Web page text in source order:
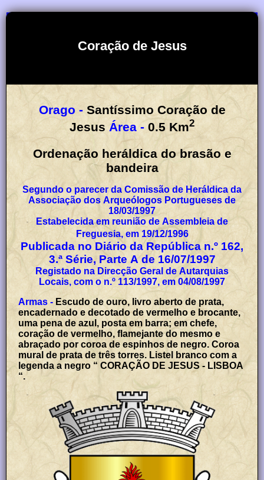
Coração de Jesus
Orago - Santíssimo Coração de
Jesus
Área - 0.5 Km2
Ordenação heráldica do brasão e
bandeira
Segundo o parecer da Comissão de Heráldica da
Associação dos Arqueólogos Portugueses de
18/03/1997
Estabelecida em reunião de Assembleia de
Freguesia, em 19/12/1996
Publicada no Diário da República n.º 162,
3.ª Série, Parte A de 16/07/1997
Registado na Direcção Geral de Autarquias
Locais, com o n.º 113/1997, em 04/08/1997
Armas - Escudo de ouro, livro aberto de prata,
encadernado e decotado de vermelho e brocante,
uma pena de azul, posta em barra; em chefe,
coração de vermelho, flamejante do mesmo e
abraçado por coroa de espinhos de negro. Coroa
mural de prata de três torres. Listel branco com a
legenda a negro “ CORAÇÃO DE JESUS - LISBOA
“.